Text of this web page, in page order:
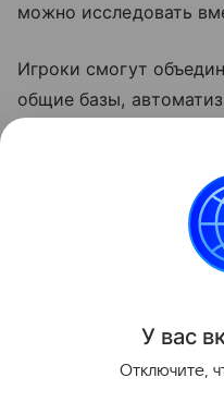
можно исследовать
Игроки смогут
общие базы,
PvP-режимах. Релиз
У вас
Отключите,